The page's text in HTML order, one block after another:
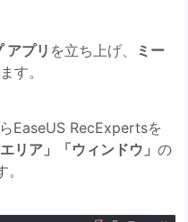
アプリ を立ち上げ、
ミー
す。
EaseUS RecExpertsを
リア」「ウィンドウ」の